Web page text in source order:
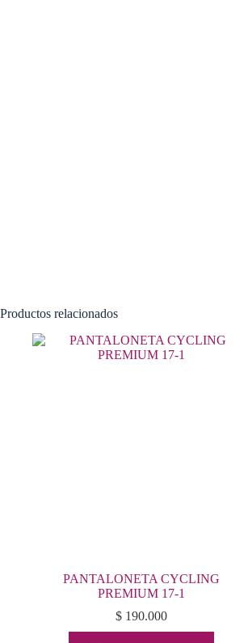
Productos relacionados
PANTALONETA CYCLING
PREMIUM 17-1
$190.000